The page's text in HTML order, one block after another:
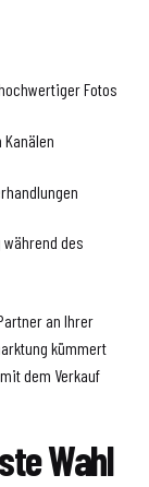
Fotos
des
an Ihrer
kümmert
dem Verkauf
Wahl